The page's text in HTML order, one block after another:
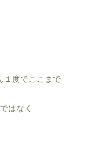
１度でここまで
ではなく